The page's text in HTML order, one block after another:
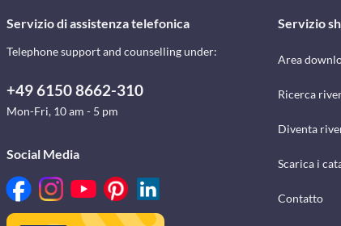
Servizio di assistenza telefonica
Telephone support and counselling under:
+49 6150 8662-310
Mon-Fri, 10 am - 5 pm
Social Media
Servizio
Area
Ricerca
Diventa
Scarica i
Contatto